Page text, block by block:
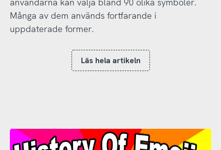
Många av dem används fortfarande i
uppdaterade former.
Läs hela artikeln